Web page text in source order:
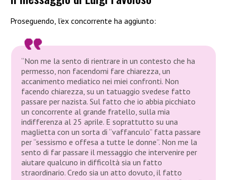
Proseguendo, l’ex concorrente ha aggiunto:
“Non me la sento di rientrare in un contesto che ha
permesso, non facendomi fare chiarezza, un
accanimento mediatico nei miei confronti. Non
facendo chiarezza, su un tatuaggio svedese fatto
passare per nazista. Sul fatto che io abbia picchiato
un concorrente al grande fratello, sulla mia
indifferenza al 25 aprile. E soprattutto su una
maglietta con un sorta di “vaffanculo” fatta passare
per “sessismo e offesa a tutte le donne”. Non me la
sento di far passare il messaggio che intervenire per
aiutare qualcuno in difficoltà sia un fatto
straordinario. Credo sia un atto dovuto, il fatto